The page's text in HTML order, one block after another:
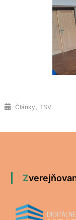
Články , TSV